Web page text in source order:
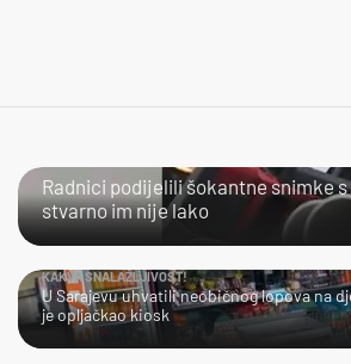
NIJE IM LAKO
Radnici podijelili šokantne snimke
stvarno im nije lako
KAKVA SNALAŽLJIVOST!
U Sarajevu uhvatili neobičnog lopova na
je opljačkao kiosk